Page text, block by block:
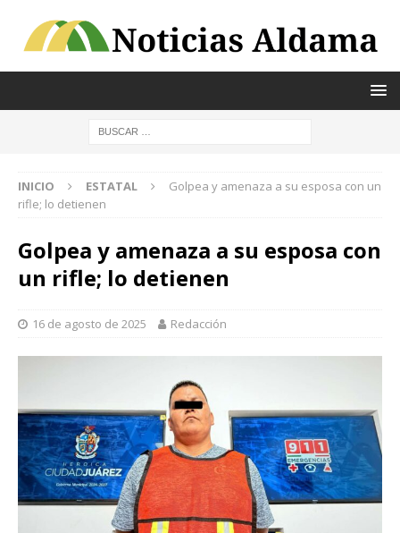
INICIO ESTATAL
Golpea y amenaza a su esposa con un
rifle; lo detienen
Golpea y amenaza a su esposa con
un rifle; lo detienen
16 de agosto de 2025 Redacción